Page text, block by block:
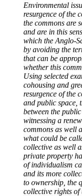
Environmental
resurgence of the
the commons are
and are in this
which the Anglo-
by avoiding the
that can be
whether this
Using selected
cohousing and
resurgence of the
and public space,
between the
witnessing a
commons as well
what could be
collective as well
private property
of individualism
and its more
to ownership, the
collective rights of